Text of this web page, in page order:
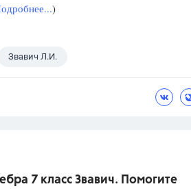
)
Звавич Л.И.
7 класс Звавич. Помогите